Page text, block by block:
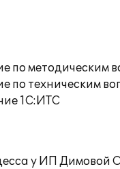
по методическим
по техническим
1С:ИТС
у ИП Димовой